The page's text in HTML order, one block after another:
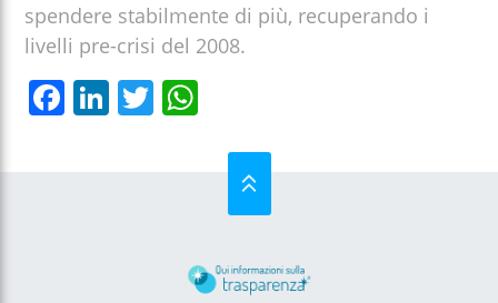
spendere stabilmente di più, recuperando i
livelli pre-crisi del 2008.
Facebook
LinkedIn
Twitter
SU